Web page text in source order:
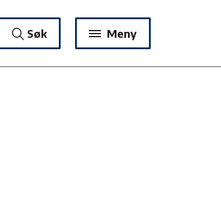
Søk Meny